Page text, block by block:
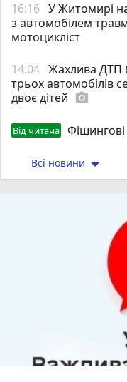
16:16 У Житомирі на
з автомобілем
мотоцикліст
14:04 Жахлива ДТП
трьох автомобілів
двоє дітей photo_camera
Від читача
Всі новини